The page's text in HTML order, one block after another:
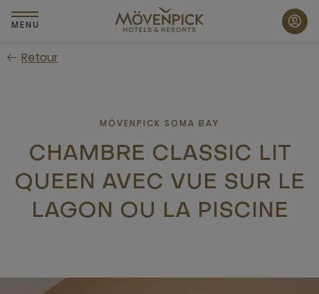
Passer
au
principal
MENU
Retour
MÖVENPICK SOMA BAY
CHAMBRE CLASSIC LIT
QUEEN AVEC VUE SUR LE
LAGON OU LA PISCINE